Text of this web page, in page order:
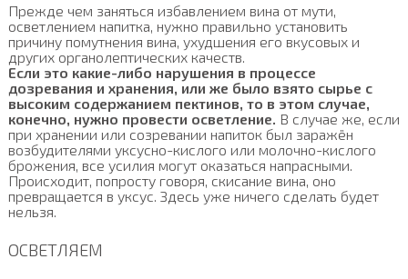
Прежде чем заняться избавлением вина от мути,
осветлением напитка, нужно правильно установить
причину помутнения вина, ухудшения его вкусовых и
других органолептических качеств.
Если это какие-либо нарушения в процессе
дозревания и хранения, или же было взято сырье с
высоким содержанием пектинов, то в этом случае,
конечно, нужно провести осветление. В случае же, если
при хранении или созревании напиток был заражён
возбудителями уксусно-кислого или молочно-кислого
брожения, все усилия могут оказаться напрасными.
Происходит, попросту говоря, скисание вина, оно
превращается в уксус. Здесь уже ничего сделать будет
нельзя.
ОСВЕТЛЯЕМ